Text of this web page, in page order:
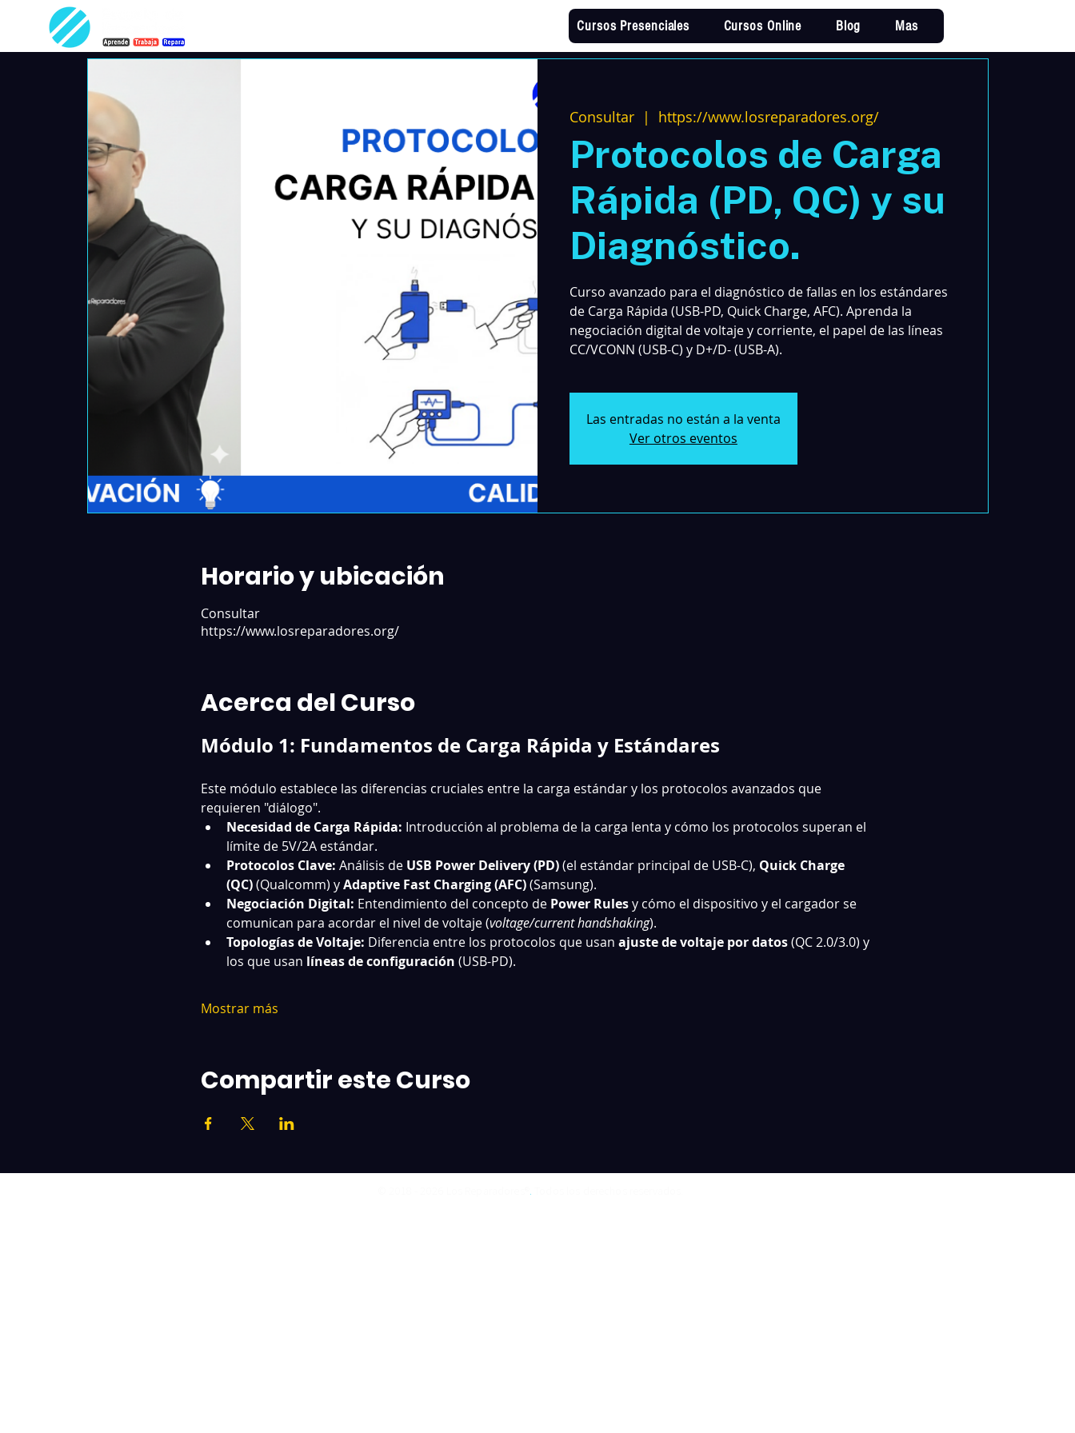
Cursos Presenciales Cursos Online Blog Mas
Consultar
  |
https://www.losreparadores.org/
Protocolos de Carga
Rápida (PD, QC) y su
Diagnóstico.
Curso avanzado para el diagnóstico de fallas en los estándares
de Carga Rápida (USB-PD, Quick Charge, AFC). Aprenda la
negociación digital de voltaje y corriente, el papel de las líneas
CC/VCONN (USB-C) y D+/D- (USB-A).
Las entradas no están a la venta
Ver otros eventos
Horario y ubicación
Consultar
https://www.losreparadores.org/
Acerca del Curso
Módulo 1: Fundamentos de Carga Rápida y Estándares
Este módulo establece las diferencias cruciales entre la carga estándar y los protocolos avanzados que
requieren "diálogo".
Necesidad de Carga Rápida: Introducción al problema de la carga lenta y cómo los protocolos superan el
límite de 5V/2A estándar.
Protocolos Clave: Análisis de USB Power Delivery (PD) (el estándar principal de USB-C), Quick Charge
(QC) (Qualcomm) y Adaptive Fast Charging (AFC) (Samsung).
Negociación Digital: Entendimiento del concepto de Power Rules y cómo el dispositivo y el cargador se
comunican para acordar el nivel de voltaje (voltage/current handshaking).
Topologías de Voltaje: Diferencia entre los protocolos que usan ajuste de voltaje por datos (QC 2.0/3.0) y
los que usan líneas de configuración (USB-PD).
Mostrar más
Compartir este Curso
.